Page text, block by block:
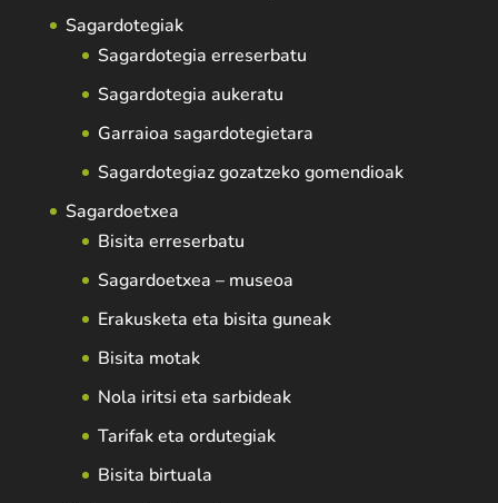
Sagardotegiak
Sagardotegia erreserbatu
Sagardotegia aukeratu
Garraioa sagardotegietara
Sagardotegiaz gozatzeko gomendioak
Sagardoetxea
Bisita erreserbatu
Sagardoetxea – museoa
Erakusketa eta bisita guneak
Bisita motak
Nola iritsi eta sarbideak
Tarifak eta ordutegiak
Bisita birtuala